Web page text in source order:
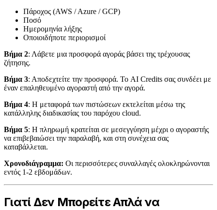
Πάροχος (AWS / Azure / GCP)
Ποσό
Ημερομηνία λήξης
Οποιοιδήποτε περιορισμοί
Βήμα 2: Λάβετε μια προσφορά αγοράς βάσει της τρέχουσας
ζήτησης.
Βήμα 3: Αποδεχτείτε την προσφορά. Το AI Credits σας συνδέει με
έναν επαληθευμένο αγοραστή από την αγορά.
Βήμα 4: Η μεταφορά των πιστώσεων εκτελείται μέσω της
κατάλληλης διαδικασίας του παρόχου cloud.
Βήμα 5: Η πληρωμή κρατείται σε μεσεγγύηση μέχρι ο αγοραστής
να επιβεβαιώσει την παραλαβή, και στη συνέχεια σας
καταβάλλεται.
Χρονοδιάγραμμα: Οι περισσότερες συναλλαγές ολοκληρώνονται
εντός 1-2 εβδομάδων.
Γιατί Δεν Μπορείτε Απλά να